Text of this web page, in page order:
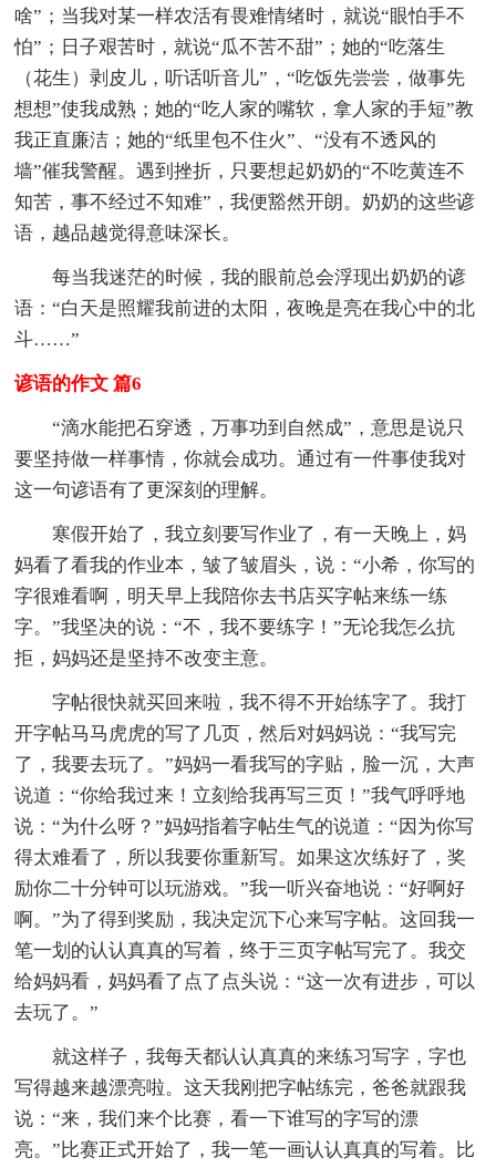
啥”；当我对某一样农活有畏难情绪时，就说“眼怕手不
怕”；日子艰苦时，就说“瓜不苦不甜”；她的“吃落生
（花生）剥皮儿，听话听音儿”，“吃饭先尝尝，做事先
想想”使我成熟；她的“吃人家的嘴软，拿人家的手短”教
我正直廉洁；她的“纸里包不住火”、“没有不透风的
墙”催我警醒。遇到挫折，只要想起奶奶的“不吃黄连不
知苦，事不经过不知难”，我便豁然开朗。奶奶的这些谚
语，越品越觉得意味深长。
每当我迷茫的时候，我的眼前总会浮现出奶奶的谚
语：“白天是照耀我前进的太阳，夜晚是亮在我心中的北
斗……”
谚语的作文 篇6
“滴水能把石穿透，万事功到自然成”，意思是说只
要坚持做一样事情，你就会成功。通过有一件事使我对
这一句谚语有了更深刻的理解。
寒假开始了，我立刻要写作业了，有一天晚上，妈
妈看了看我的作业本，皱了皱眉头，说：“小希，你写的
字很难看啊，明天早上我陪你去书店买字帖来练一练
字。”我坚决的说：“不，我不要练字！”无论我怎么抗
拒，妈妈还是坚持不改变主意。
字帖很快就买回来啦，我不得不开始练字了。我打
开字帖马马虎虎的写了几页，然后对妈妈说：“我写完
了，我要去玩了。”妈妈一看我写的字贴，脸一沉，大声
说道：“你给我过来！立刻给我再写三页！”我气呼呼地
说：“为什么呀？”妈妈指着字帖生气的说道：“因为你写
得太难看了，所以我要你重新写。如果这次练好了，奖
励你二十分钟可以玩游戏。”我一听兴奋地说：“好啊好
啊。”为了得到奖励，我决定沉下心来写字帖。这回我一
笔一划的认认真真的写着，终于三页字帖写完了。我交
给妈妈看，妈妈看了点了点头说：“这一次有进步，可以
去玩了。”
就这样子，我每天都认认真真的来练习写字，字也
写得越来越漂亮啦。这天我刚把字帖练完，爸爸就跟我
说：“来，我们来个比赛，看一下谁写的字写的漂
亮。”比赛正式开始了，我一笔一画认认真真的写着。比